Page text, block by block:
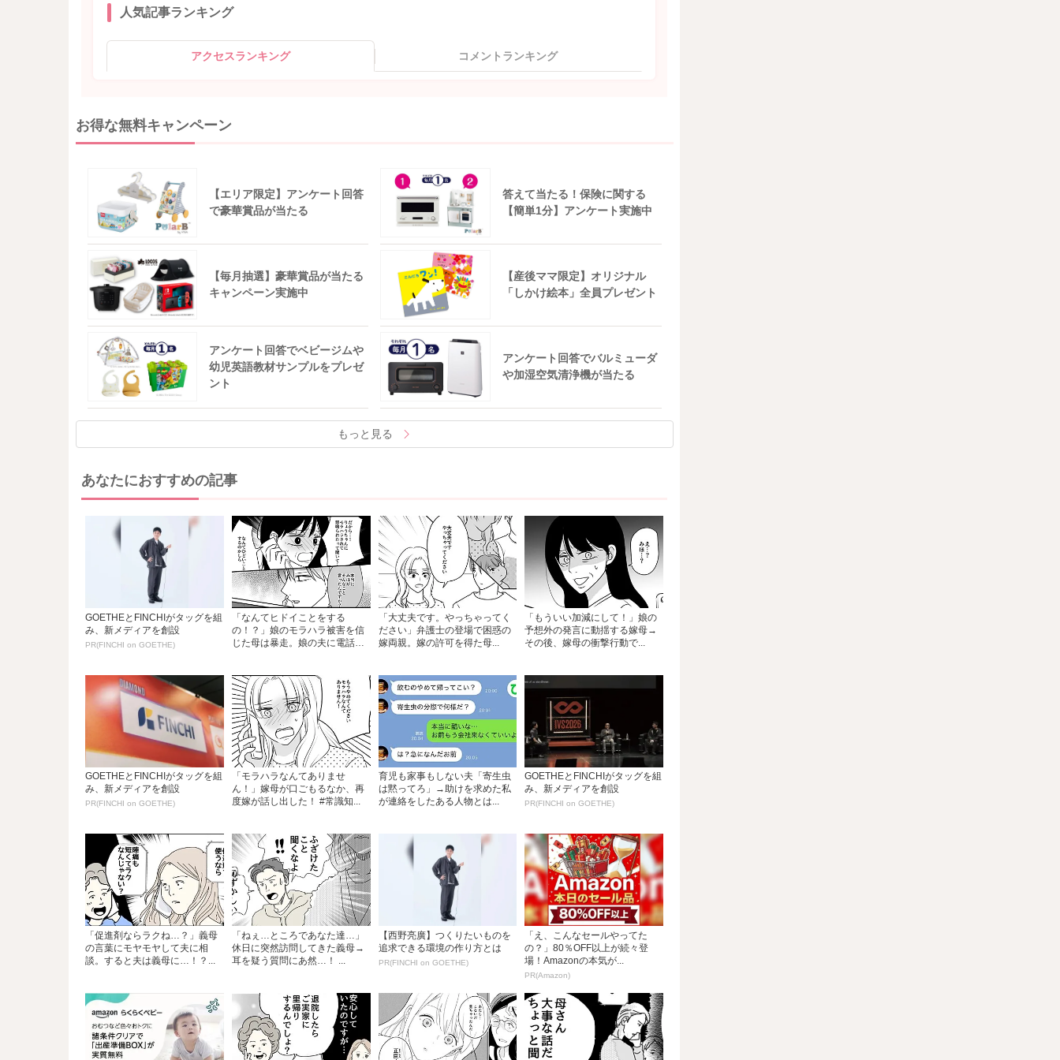
人気記事ランキング
アクセスランキング コメントランキング
お得な無料キャンペーン
【エリア限定】アンケート回答
で豪華賞品が当たる
答えて当たる！保険に関する
【簡単1分】アンケート実施中
【毎月抽選】豪華賞品が当たる
キャンペーン実施中
【産後ママ限定】オリジナル
「しかけ絵本」全員プレゼント
アンケート回答でベビージムや
幼児英語教材サンプルをプレゼ
ント
アンケート回答でバルミューダ
や加湿空気清浄機が当たる
もっと見る
あなたにおすすめの記事
GOETHEとFINCHIがタッグを組
み、新メディアを創設
PR(FINCHI on GOETHE)
「なんてヒドイことをする
の！？」娘のモラハラ被害を信
じた母は暴走。娘の夫に電話
「大丈夫です。やっちゃってく
ださい」弁護士の登場で困惑の
嫁両親。嫁の許可を得た母...
「もういい加減にして！」娘の
予想外の発言に動揺する嫁母→
その後、嫁母の衝撃行動で...
GOETHEとFINCHIがタッグを組
み、新メディアを創設
PR(FINCHI on GOETHE)
「モラハラなんてありませ
ん！」嫁母が口ごもるなか、再
度嫁が話し出した！ #常識知...
育児も家事もしない夫「寄生虫
は黙ってろ」→助けを求めた私
が連絡をしたある人物とは...
GOETHEとFINCHIがタッグを組
み、新メディアを創設
PR(FINCHI on GOETHE)
「促進剤ならラクね…？」義母
の言葉にモヤモヤして夫に相
談。すると夫は義母に…！？...
「ねぇ…ところであなた達…」
休日に突然訪問してきた義母→
耳を疑う質問にあ然…！ ...
【西野亮廣】つくりたいものを
追求できる環境の作り方とは
PR(FINCHI on GOETHE)
「え、こんなセールやってた
の？」80％OFF以上が続々登
場！Amazonの本気が...
PR(Amazon)